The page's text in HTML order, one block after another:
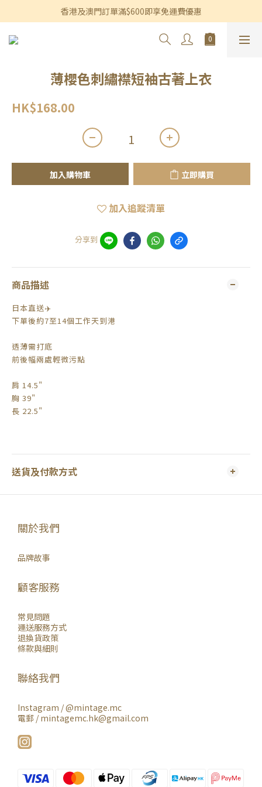
香港及澳門訂單滿$600即享免運費優惠
香港及澳門訂單滿$600即享免運費優惠
3個月內買滿$1,200可享永久九折優惠
薄櫻色刺繡襟短袖古著上衣
HK$168.00
加入購物車 立即購買
加入追蹤清單
分享到
商品描述
日本直送✈️
下單後約7至14個工作天到港
透薄需打底
前後幅兩處輕微污點
肩 14.5"
胸 39"
長 22.5"
送貨及付款方式
關於我們
品牌故事
顧客服務
常見問題
運送服務方式
退換貨政策
條款與細則
聯絡我們
Instagram /@mintage.mc
電郵 / mintagemc.hk@gmail.com